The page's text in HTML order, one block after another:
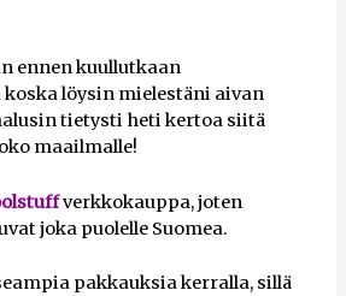
ennen kuullutkaan
löysin mielestäni aivan
tietysti heti kertoa siitä
maailmalle!
verkkokauppa, joten
joka puolelle Suomea.
pakkauksia kerralla, sillä